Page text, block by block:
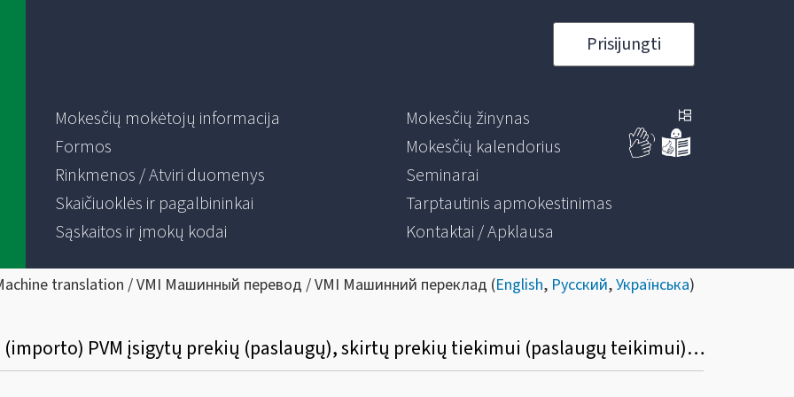
Prisijungti
Mokesčių mokėtojų informacija
Formos
Rinkmenos / Atviri duomenys
Skaičiuoklės ir pagalbininkai
Sąskaitos ir įmokų kodai
Mokesčių žinynas
Mokesčių kalendorius
Seminarai
Tarptautinis apmokestinimas
Kontaktai / Apklausa
translation / VMI Машинный перевод / VMI Машинний переклад (English, Русский,Українська)
Ar gali būti atskaitomas visas pirkimo (importo) PVM įsigytų prekių (paslaugų), skirtų prekių tiekimui (paslaugų teikimui) apmokestinamų PVM, taikant ne tik standartinį bet ir lengvatinį ar 0 proc. dydžio PVM tarifą?